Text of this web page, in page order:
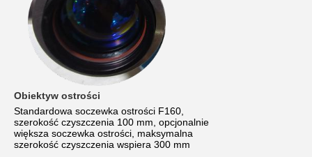
Obiektyw ostrości
Standardowa soczewka ostrości F160,
szerokość czyszczenia 100 mm, opcjonalnie
większa soczewka ostrości, maksymalna
szerokość czyszczenia wspiera 300 mm